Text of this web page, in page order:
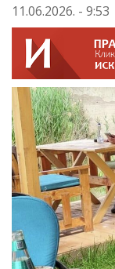
11.06.2026. - 9:53